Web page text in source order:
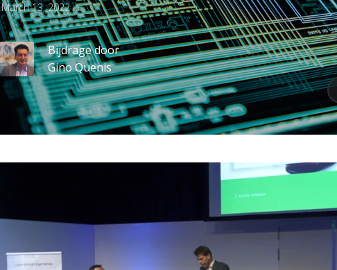
March 13, 2022
Bijdrage door
Gino Quenis